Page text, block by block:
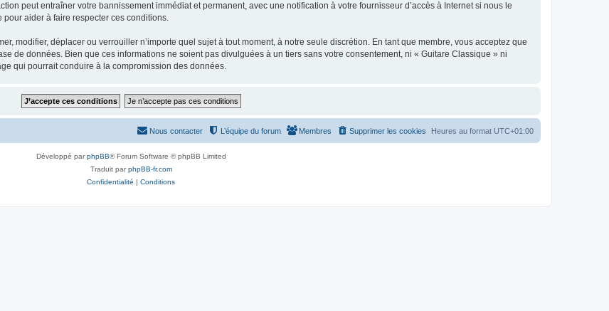
peut entraîner votre bannissement immédiat et permanent, avec une notification à votre fournisseur d’accès à Internet si nous le
pour aider à faire respecter ces conditions.
modifier, déplacer ou verrouiller n’importe quel sujet à tout moment, à notre seule discrétion. En tant que membre, vous acceptez que
de données. Bien que ces informations ne soient pas divulguées à un tiers sans votre consentement, ni « Guitare Classique » ni
qui pourrait conduire à la compromission des données.
Heures au format UTC+01:00
Supprimer les cookies
Membres
L’équipe du forum
Nous contacter
Développé parphpBB® Forum Software © phpBB Limited
Traduit parphpBB-fr.com
Confidentialité | Conditions